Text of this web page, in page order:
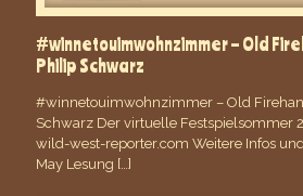
#winnetouimwohnzimmer – Old
Philip Schwarz
#winnetouimwohnzimmer – Old
Schwarz Der virtuelle Festspielsommer
wild-west-reporter.com Weitere Infos
May Lesung […]